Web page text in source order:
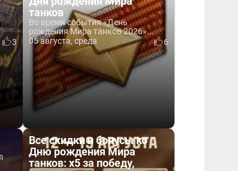
3
танков
Во время события «День
рождения Мира танков 2026»...
05 августа, среда
6
Все скидки и бонусы ко
Дню рождения Мира
танков: x5 за победу,